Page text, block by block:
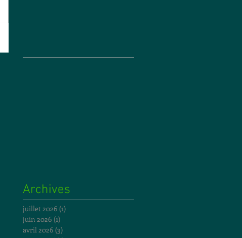
Archives
juillet 2026 (1)
juin 2026 (1)
avril 2026 (3)